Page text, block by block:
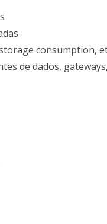
consumption,
de dados,